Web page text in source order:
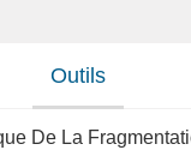
Outils
De La